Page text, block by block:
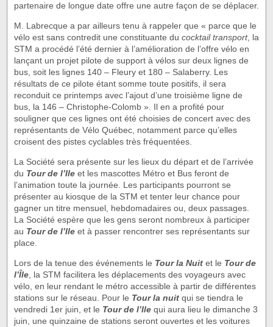
partenaire de longue date offre une autre façon de se déplacer.
M. Labrecque a par ailleurs tenu à rappeler que « parce que le
vélo est sans contredit une constituante du cocktail transport, la
STM a procédé l’été dernier à l’amélioration de l’offre vélo en
lançant un projet pilote de support à vélos sur deux lignes de
bus, soit les lignes 140 – Fleury et 180 – Salaberry. Les
résultats de ce pilote étant somme toute positifs, il sera
reconduit ce printemps avec l’ajout d’une troisième ligne de
bus, la 146 – Christophe-Colomb ». Il en a profité pour
souligner que ces lignes ont été choisies de concert avec des
représentants de Vélo Québec, notamment parce qu’elles
croisent des pistes cyclables très fréquentées.
La Société sera présente sur les lieux du départ et de l’arrivée
du Tour de l’Ile et les mascottes Métro et Bus feront de
l’animation toute la journée. Les participants pourront se
présenter au kiosque de la STM et tenter leur chance pour
gagner un titre mensuel, hebdomadaires ou, deux passages.
La Société espère que les gens seront nombreux à participer
au Tour de l’Ile et à passer rencontrer ses représentants sur
place.
Lors de la tenue des événements le Tour la Nuit et le Tour de
l’Île, la STM facilitera les déplacements des voyageurs avec
vélo, en leur rendant le métro accessible à partir de différentes
stations sur le réseau. Pour le Tour la nuit qui se tiendra le
vendredi 1er juin, et le Tour de l’Ile qui aura lieu le dimanche 3
juin, une quinzaine de stations seront ouvertes et les voitures